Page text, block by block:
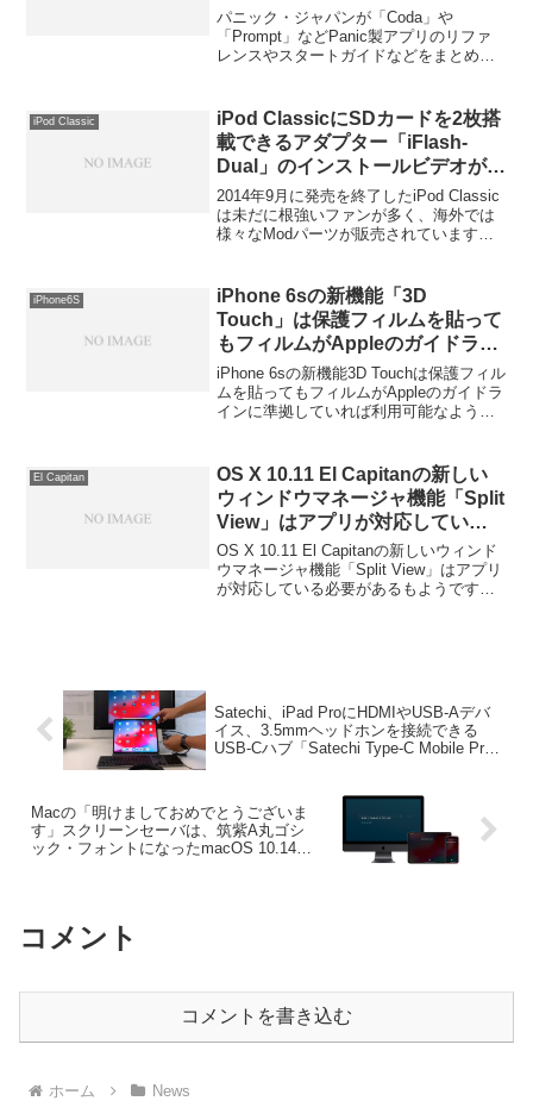
本語サイトを公開。
パニック・ジャパンが「Coda」や
「Prompt」などPanic製アプリのリファ
レンスやスタートガイドなどをまとめた
iPod Classic
iPod ClassicにSDカードを2枚搭
載できるアダプター「iFlash-
Dual」のインストールビデオが公
開。
2014年9月に発売を終了したiPod Classic
は未だに根強いファンが多く、海外では
様々なModパーツが販売されています
ているイギリスのTarkanさんが、iFlash-
Dualの紹介＆インストールビデオを公開
しています。
iPhone6S
iPhone 6sの新機能「3D
Touch」は保護フィルムを貼って
もフィルムがAppleのガイドライ
ンに準拠していれば利用可能なも
よう。
iPhone 6sの新機能3D Touchは保護フィル
ムを貼ってもフィルムがAppleのガイドラ
インに準拠していれば利用可能なようで
El Capitan
OS X 10.11 El Capitanの新しい
ウィンドウマネージャ機能「Split
View」はアプリが対応している
必要があるもよう。
OS X 10.11 El Capitanの新しいウィンド
ウマネージャ機能「Split View」はアプリ
が対応している必要があるもようです。
Satechi、iPad ProにHDMIやUSB-Aデバ
イス、3.5mmヘッドホンを接続できる
USB-Cハブ「Satechi Type-C Mobile Pro
Macの「明けましておめでとうございま
す」スクリーンセーバは、筑紫A丸ゴシ
ック・フォントになったmacOS 10.14
コメント
コメントを書き込む
ホーム News